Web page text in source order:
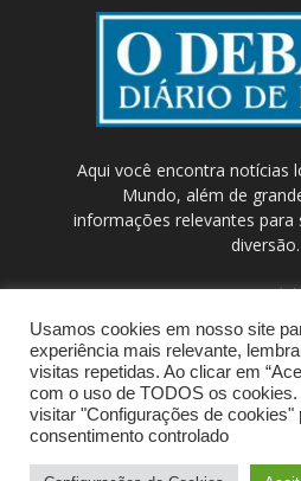
Aqui você encontra notícias
Mundo, além de
informações relevantes para
diversão.
Contato:
Usamos cookies em nosso site
experiência mais relevante,
visitas repetidas. Ao clicar em
com o uso de TODOS os
visitar "Configurações de cookies"
consentimento controlado